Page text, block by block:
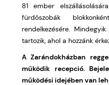
81 ember
fürdőszobák
rendelkezésére.
tartozik, ahol a hozzánk
A Zarándokházban
működik recepció.
működési idejében van